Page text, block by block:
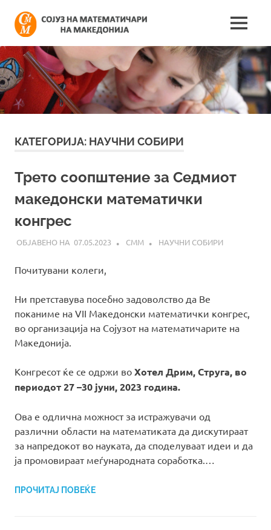
content
на
на
Македонија
информации
поврзани
со
работата
на
MENU
КАТЕГОРИЈА: НАУЧНИ СОБИРИ
Трето соопштение за Седмиот
македонски математички
конгрес
07.05.2023 СММ НАУЧНИ СОБИРИ
Почитувани колеги,
Ни претставува посебно задоволство да Ве
поканиме на VII Македонски математички конгрес,
во организација на Сојузот на математичарите на
Македонија.
Конгресот ќе се одржи во Хотел Дрим, Струга, во
периодот 27 –30 јуни, 2023 година.
Ова е одлична можност за истражувачи од
различни области на математиката да дискутираат
за напредокот во науката, да споделуваат идеи и да
ја промовираат меѓународната соработка.…
ПРОЧИТАЈ ПОВЕЌЕ